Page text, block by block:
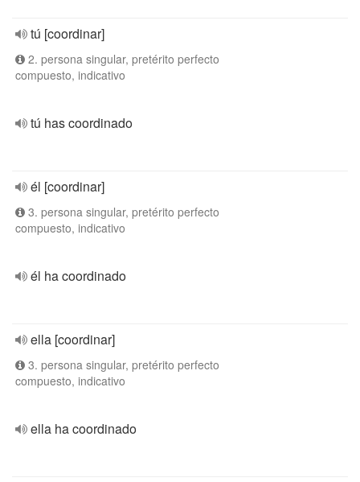
tú [coordinar]
2. persona singular, pretérito perfecto
compuesto, indicativo
tú has coordinado
él [coordinar]
3. persona singular, pretérito perfecto
compuesto, indicativo
él ha coordinado
ella [coordinar]
3. persona singular, pretérito perfecto
compuesto, indicativo
ella ha coordinado